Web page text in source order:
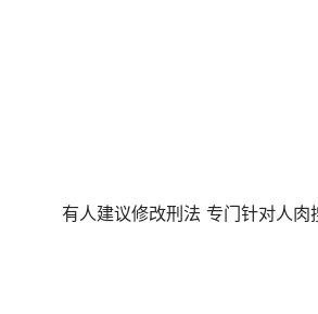
有人建议修改刑法 专门针对人肉